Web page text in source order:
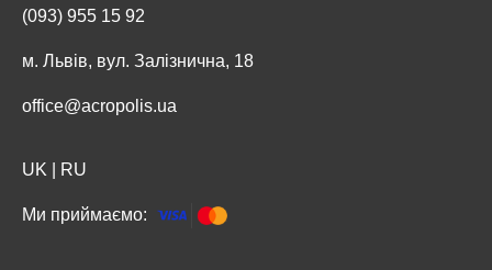
(093) 955 15 92
м. Львів, вул. Залізнична, 18
office@acropolis.ua
UK RU
Ми приймаємо: